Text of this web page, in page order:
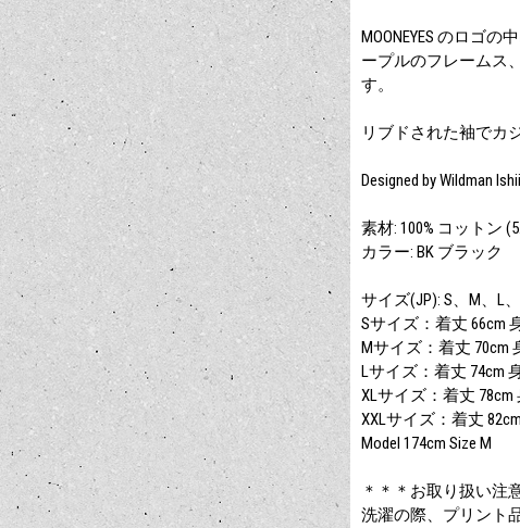
MOONEYES のロゴ
ープルのフレームス
す。
リブドされた袖でカ
Designed by Wildman Ishii
素材: 100% コットン
カラー: BK ブラック
サイズ(JP): S、M、L
Sサイズ：着丈 66cm
Mサイズ：着丈 70cm
Lサイズ：着丈 74cm
XLサイズ：着丈 78cm
XXLサイズ：着丈
Model 174cm Size M
＊＊＊お取り扱い注
洗濯の際、プリント